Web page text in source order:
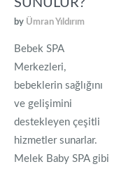
SUNULUR?
by Ümran Yıldırım
Bebek SPA
Merkezleri,
bebeklerin sağlığını
ve gelişimini
destekleyen çeşitli
hizmetler sunarlar.
Melek Baby SPA gibi